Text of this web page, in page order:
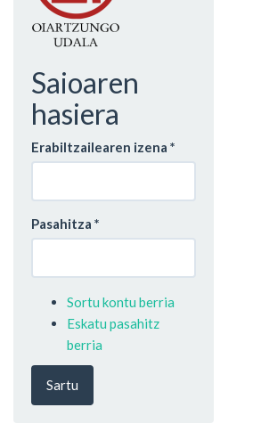
Saioaren
hasiera
Erabiltzailearen izena *
Pasahitza *
Sortu kontu berria
Eskatu pasahitz
berria
Sartu